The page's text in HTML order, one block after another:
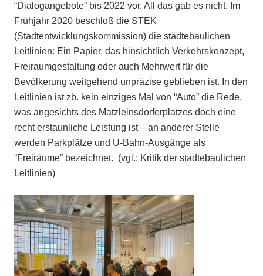
“Dialogangebote” bis 2022 vor. All das gab es nicht. Im
Frühjahr 2020 beschloß die STEK
(Stadtentwicklungskommission) die städtebaulichen
Leitlinien: Ein Papier, das hinsichtlich Verkehrskonzept,
Freiraumgestaltung oder auch Mehrwert für die
Bevölkerung weitgehend unpräzise geblieben ist. In den
Leitlinien ist zb. kein einziges Mal von “Auto” die Rede,
was angesichts des Matzleinsdorferplatzes doch eine
recht erstaunliche Leistung ist – an anderer Stelle
werden Parkplätze und U-Bahn-Ausgänge als
“Freiräume” bezeichnet. (vgl.: Kritik der städtebaulichen
Leitlinien)